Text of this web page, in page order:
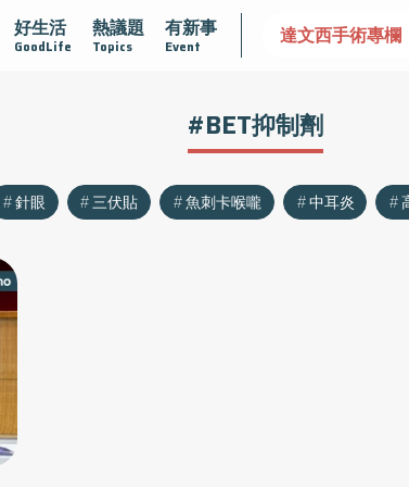
好生活
GoodLife
熱議題
Topics
有新事
Event
認識攝護腺肥大 守護骨骼健康 達文西手術專欄
#BET抑制劑
針眼 三伏貼 魚刺卡喉嚨 中耳炎